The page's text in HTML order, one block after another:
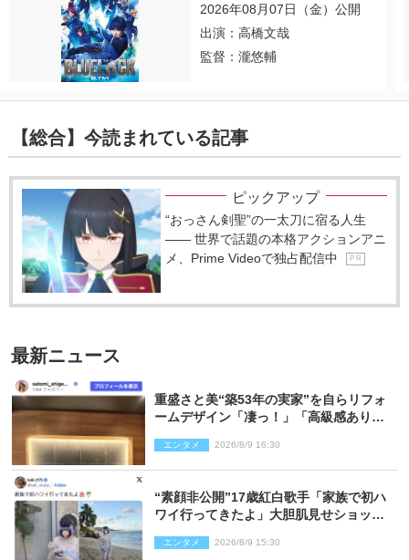
2026年08月07日（金）公開
出演：高橋文哉
監督：瀧悠輔
【総合】今読まれている記事
ピックアップ
“おっさん剣聖”の一太刀に宿る人生
―― 世界で話題の本格アクションアニ
メ、Prime Videoで独占配信中
P R
最新ニュース
重盛さと美“築53年の実家”を自らリフォ
ームデザイン「凄っ！」「高級感ありま
エンタメ 2026/8/9 16:30
“素顔非公開”17歳紅白歌手「家族で初ハ
ワイ行ってきたよ」大胆肌見せショット
エンタメ 2026/8/9 15:30